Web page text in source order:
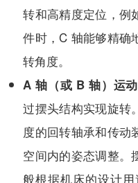
转和高精度定位，例
件时，C 轴能够精确
转角度。
A 轴（或 B 轴）运动
过摆头结构实现旋转
度的回转轴承和传动
空间内的姿态调整。
般根据机床的设计